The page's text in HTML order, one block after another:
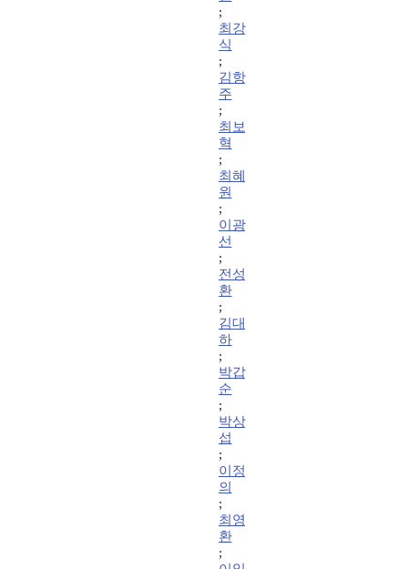
;
최강
식
;
김항
주
;
최보
혁
;
최혜
원
;
이광
선
;
전성
환
;
김대
하
;
박갑
순
;
박상
섭
;
이정
의
;
최영
환
;